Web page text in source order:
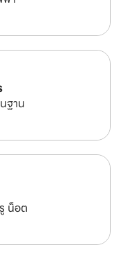
ฐาน
น็อต